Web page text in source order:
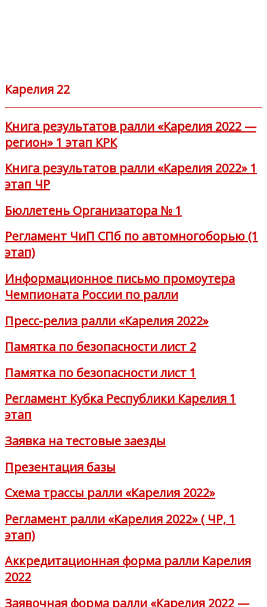
Карелия 22
Книга результатов ралли «Карелия 2022 —
регион» 1 этап КРК
Книга результатов ралли «Карелия 2022» 1
этап ЧР
Бюллетень Организатора № 1
Регламент ЧиП СПб по автомногоборью (1
этап)
Информационное письмо промоутера
Чемпионата России по ралли
Пресс-релиз ралли «Карелия 2022»
Памятка по безопасности лист 2
Памятка по безопасности лист 1
Регламент Кубка Республики Карелия 1
этап
Заявка на тестовые заезды
Презентация базы
Схема трассы ралли «Карелия 2022»
Регламент ралли «Карелия 2022» ( ЧР, 1
этап)
Аккредитационная форма ралли Карелия
2022
Заявочная форма ралли «Карелия 2022 —